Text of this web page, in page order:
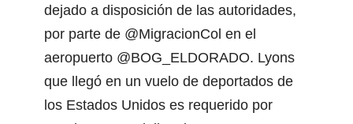
dejado a disposición de las autoridades,
por parte de @MigracionCol en el
aeropuerto @BOG_ELDORADO. Lyons
que llegó en un vuelo de deportados de
los Estados Unidos es requerido por